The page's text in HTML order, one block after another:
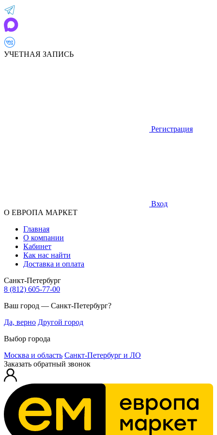
УЧЕТНАЯ ЗАПИСЬ
Регистрация
Вход
О ЕВРОПА МАРКЕТ
Главная
О компании
Кабинет
Как нас найти
Доставка и оплата
Санкт-Петербург
8 (812) 605-77-00
Ваш город — Санкт-Петербург?
Да, верно Другой город
Выбор города
Москва и область Санкт-Петербург и ЛО
Заказать обратный звонок